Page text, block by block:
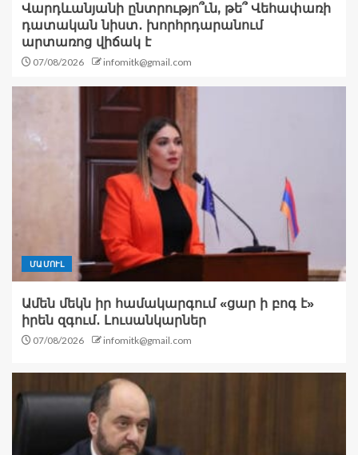
Վարդևանյանի ընտրությո՞ւն, թե՞ Վեհափառի
դատական նիստ․ խորհրդարանում
արտառոց վիճակ է
07/08/2026 infomitk@gmail.com
ՄԱՄՈՒԼ
Ամեն մեկն իր համակարգում «ցար ի բոգ է»
իրեն զգում․ Լուսանկարներ
07/08/2026 infomitk@gmail.com